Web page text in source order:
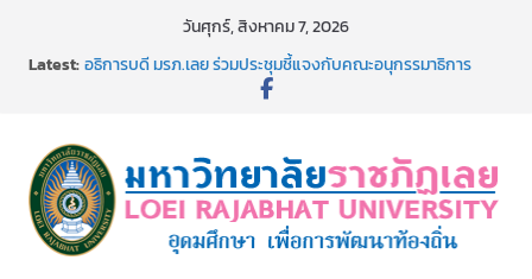
วันศุกร์, สิงหาคม 7, 2026
Latest:อธิการบดี มรภ.เลย ร่วมประชุมชี้แจงกับคณะอนุกรรมาธิการ
ประจำปีงบประมาณ พ.ศ. 2570
ม.ราชภัฏเลย จัดกิจกรรมจิตอาสาบำเพ็ญสาธารณประโยชน์ และ
บำเพ็ญสาธารณกุศล 69
รายชื่อผู้ผ่านการสอบแข่งขันเพื่อเป็นลูกจ้างชั่วคราว (รายวัน)
สังกัดมหาวิทยาลัยราชภัฏเลย ด้วยเงินนอกงบประมาณ ประเภท
เงินรายได้